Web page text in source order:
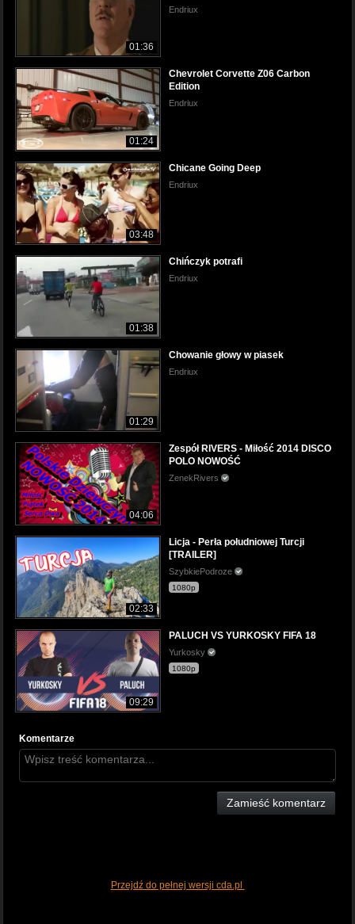
01:36
Endriux
01:24
Chevrolet Corvette Z06 Carbon
Edition
Endriux
03:48
Chicane Going Deep
Endriux
01:38
Chińczyk potrafi
Endriux
01:29
Chowanie głowy w piasek
Endriux
04:06
Zespół RIVERS - Miłość 2014 DISCO
POLO NOWOŚĆ
ZenekRivers
02:33
Licja - Perła południowej Turcji
[TRAILER]
SzybkiePodroze
1080p
09:29
PALUCH VS YURKOSKY FIFA 18
Yurkosky
1080p
Komentarze
Zamieść komentarz
Przejdź do pełnej wersji cda.pl